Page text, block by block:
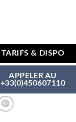
TARIFS & DISPO
APPELER AU
+33(0)450607110